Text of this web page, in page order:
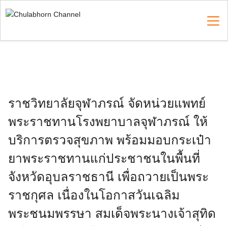
to
ราชวิทยาลัยจุฬาภรณ์ จัดหน่วยแพทย์
พระราชทานโรงพยาบาลจุฬาภรณ์ ให้
บริการตรวจสุขภาพ พร้อมมอบกระเป๋า
ยาพระราชทานแก่ประชาชนในพื้นที่
จังหวัดอุบลราชธานี เพื่อถวายเป็นพระ
ราชกุศล เนื่องในโอกาสวันเฉลิม
พระชนมพรรษา สมเด็จพระนางเจ้าสุทิด